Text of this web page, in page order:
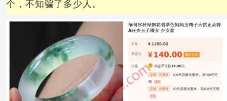
个，不知骗了多少人。